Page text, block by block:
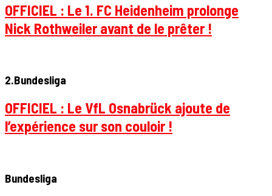
OFFICIEL : Le 1. FC Heidenheim prolonge
Nick Rothweiler avant de le prêter !
2.Bundesliga
OFFICIEL : Le VfL Osnabrück ajoute de
l’expérience sur son couloir !
Bundesliga